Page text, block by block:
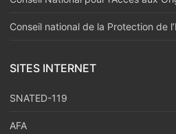
Conseil national de la Protection de
SITES INTERNET
SNATED-119
AFA